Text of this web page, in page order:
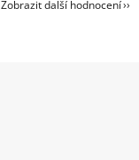
Zobrazit další hodnocení